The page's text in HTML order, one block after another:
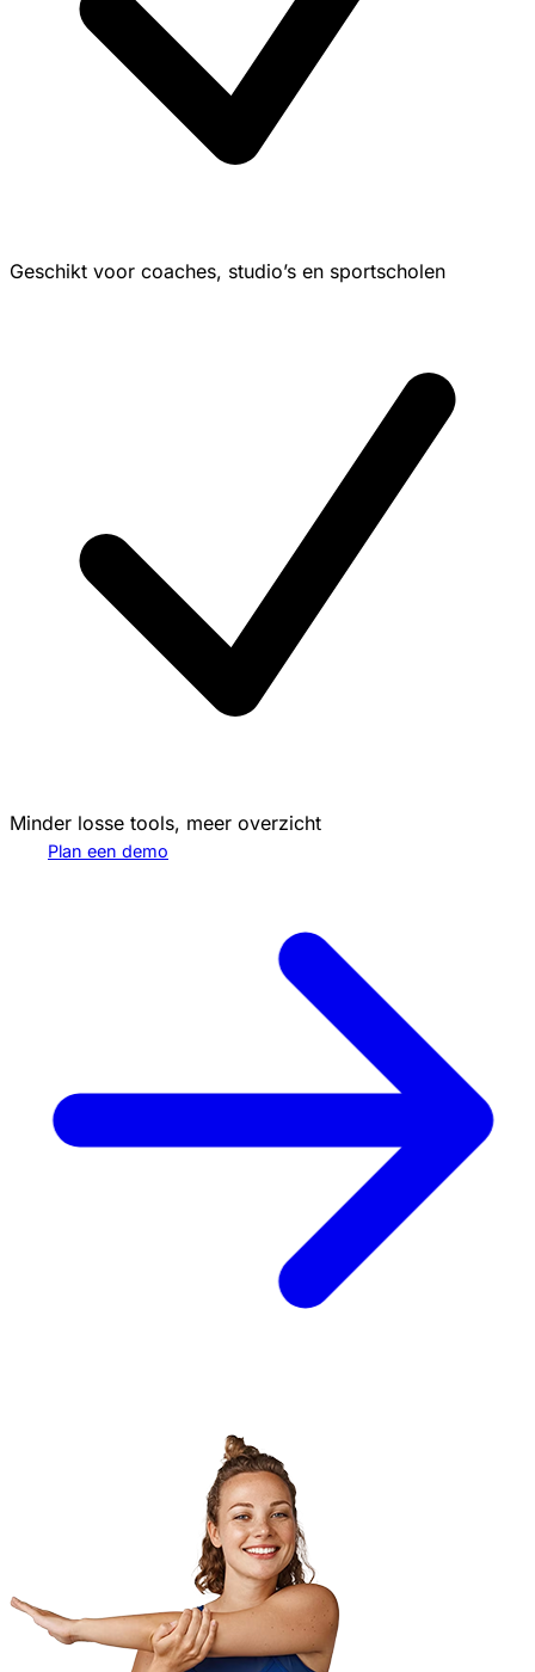
Geschikt voor coaches, studio’s en sportscholen
Minder losse tools, meer overzicht
Plan een demo